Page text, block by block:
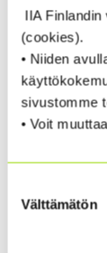
IIA
(cookies).
• Niiden
sivustomme
• Voit
valinta
Välttämätön
enemmän.
joka koskee
kasvaa
sisäisen
riskien